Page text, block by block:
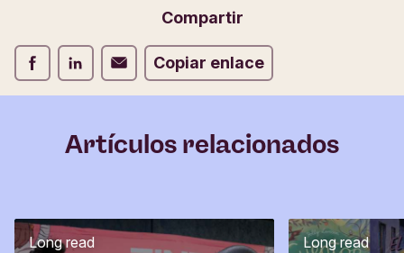
d
e
c
r
i
Correo electrónicoCompartir
Compartir Facebook
Compartir LinkedIn
Compartir Correo electrónico
Copiar enlace
Artículos relacionados
Long read Long read